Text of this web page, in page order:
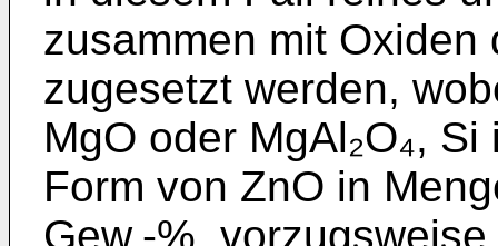
zusammen mit
zugesetzt werden,
MgO oder MgAl₂O₄,
Form von ZnO in
Gew.-%,